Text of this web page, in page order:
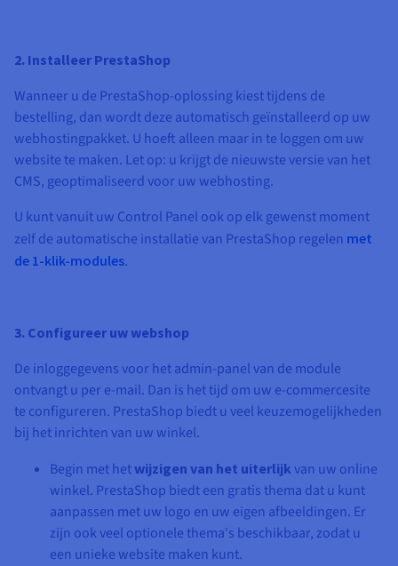
2. Installeer PrestaShop
Wanneer u de PrestaShop-oplossing kiest tijdens de
bestelling, dan wordt deze automatisch geïnstalleerd op uw
webhostingpakket. U hoeft alleen maar in te loggen om uw
website te maken. Let op: u krijgt de nieuwste versie van het
CMS, geoptimaliseerd voor uw webhosting.
U kunt vanuit uw Control Panel ook op elk gewenst moment
zelf de automatische installatie van PrestaShop regelen met
de 1-klik-modules.
3. Configureer uw webshop
De inloggegevens voor het admin-panel van de module
ontvangt u per e-mail. Dan is het tijd om uw e-commercesite
te configureren. PrestaShop biedt u veel keuzemogelijkheden
bij het inrichten van uw winkel.
Begin met hetwijzigen van het uiterlijk van uw online
winkel. PrestaShop biedt een gratis thema dat u kunt
aanpassen met uw logo en uw eigen afbeeldingen. Er
zijn ook veel optionele thema's beschikbaar, zodat u
een unieke website maken kunt.